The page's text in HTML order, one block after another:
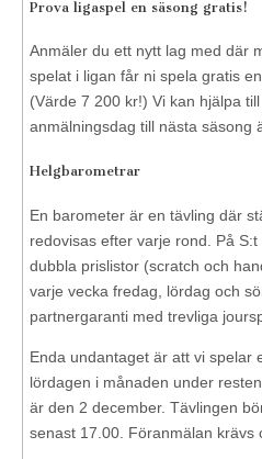
Prova ligaspel en säsong gratis!
Anmäler du ett nytt lag med där
spelat i ligan får ni spela gratis
(Värde 7 200 kr!) Vi kan hjälpa
anmälningsdag till nästa säsong
Helgbarometrar
En barometer är en tävling där
redovisas efter varje rond. På
dubbla prislistor (scratch och
varje vecka fredag, lördag och
partnergaranti med trevliga
Enda undantaget är att vi spelar
lördagen i månaden under
är den 2 december. Tävlingen
senast 17.00. Föranmälan krävs